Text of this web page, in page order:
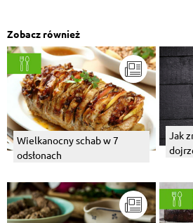
Zobacz również
Wielkanocny schab w 7
odsłonach
Jak